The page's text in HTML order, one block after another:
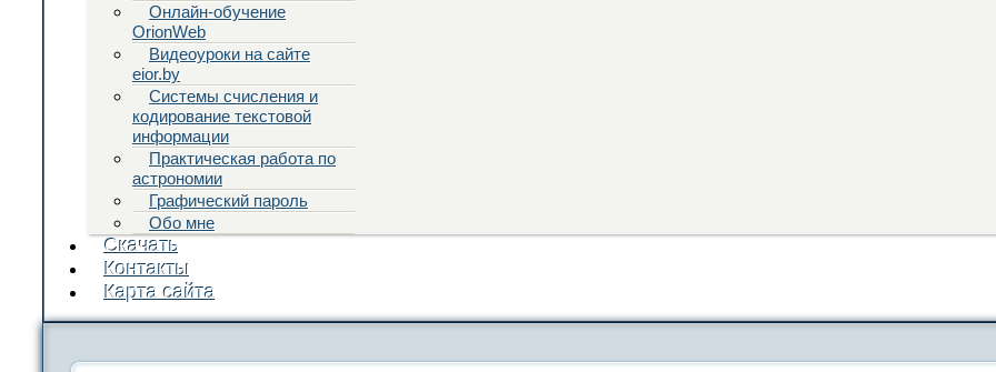
Онлайн-обучение
OrionWeb
Видеоуроки на сайте
eior.by
Системы счисления и
кодирование текстовой
информации
Практическая работа по
астрономии
Графический пароль
Обо мне
Скачать
Контакты
Карта сайта